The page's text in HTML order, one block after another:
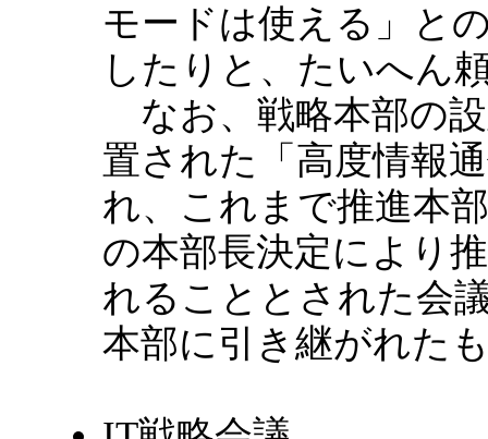
モードは使える」と
したりと、たいへん
なお、戦略本部の
置された「高度情報
れ、これまで推進本
の本部長決定により
れることとされた会
本部に引き継がれた